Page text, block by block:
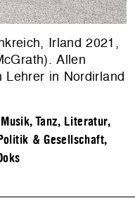
Irland 2021,
Allen
Lehrer in Nordirland
Tanz, Literatur,
& Gesellschaft,